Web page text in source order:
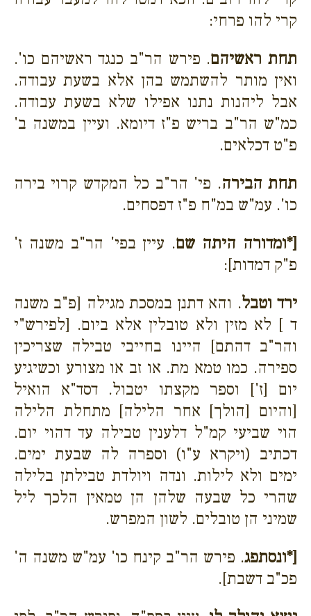
קרי להו פרחי:
תחת ראשיהם. פירש הר"ב כנגד ראשיהם כו'.
ואין מותר להשתמש בהן אלא בשעת עבודה.
אבל ליהנות נתנו אפילו שלא בשעת עבודה.
כמ"ש הר"ב בריש פ"ז דיומא. ועיין במשנה ב'
פ"ט דכלאים.
תחת הבירה. פי' הר"ב כל המקדש קרוי בירה
כו'. עמ"ש במ"ח פ"ז דפסחים.
[*ומדורה היתה שם. עיין בפי' הר"ב משנה ז'
פ"ק דמדות]:
ירד וטבל. והא דתנן במסכת מגילה [פ"ב משנה
ד ] לא מזין ולא טובלין אלא ביום. [לפירש"י
והר"ב דהתם] היינו בחייבי טבילה שצריכין
ספירה. כמו טמא מת. או זב או מצורע וכשיגיע
יום [ז'] וספר מקצתו יטבול. דסד"א הואיל
[והיום [הולך] אחר הלילה] מתחלת הלילה
הוי שביעי קמ"ל דלענין טבילה עד דהוי יום.
דכתיב (ויקרא ע"ו) וספרה לה שבעת ימים.
ימים ולא לילות. ונדה ויולדת טבילתן בלילה
שהרי כל שבעה שלהן הן טמאין הלכך ליל
שמיני הן טובלים. לשון המפרש.
[*ונסתפג. פירש הר"ב קינח כו' עמ"ש משנה ה'
פכ"ב דשבת].